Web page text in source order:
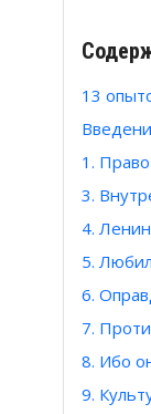
13
1.
3.
4.
5.
6.
7.
8. Ибо
9.